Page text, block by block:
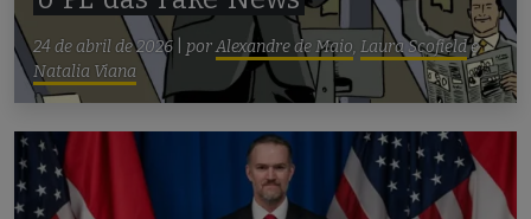
24 de abril de 2026 porAlexandre de Maio, Laura Scofielde
Natalia Viana